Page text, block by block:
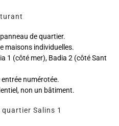
de quartier.
maisons individuelles.
1 (côté mer), Badia 2 (côté Sant
numérotée.
non un bâtiment.
Salins 1